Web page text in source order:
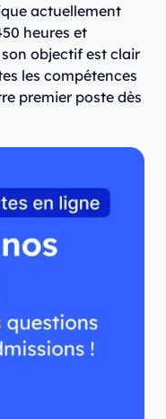
actuellement
heures et
objectif est clair
les compétences
premier poste dès